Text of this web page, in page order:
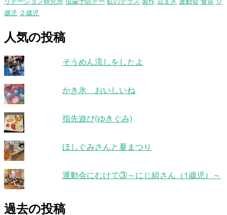
歳児 ２歳児
人気の投稿
そうめん流しをしたよ
かき氷 おいしいね
指先遊び(ゆきぐみ)
ほしぐみさんと夏まつり
運動会にむけて③～にじ組さん（1歳児）～
過去の投稿